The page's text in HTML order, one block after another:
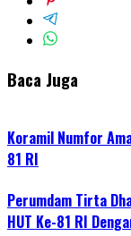
Baca Juga
Koramil Numfor
81 RI
Perumdam Tirta
HUT Ke-81 RI